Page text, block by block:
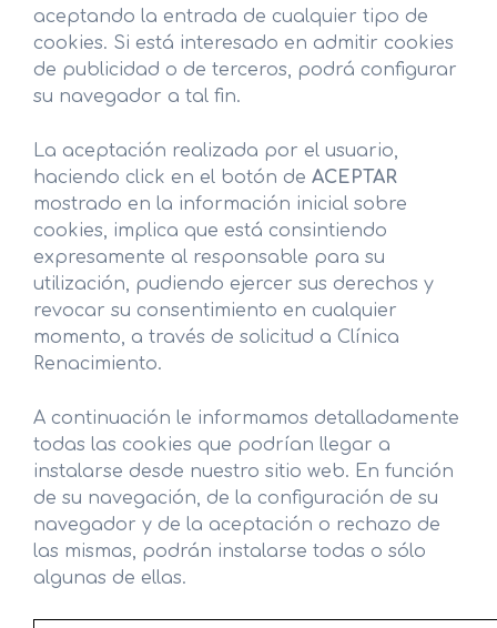
aceptando la entrada de cualquier tipo de
cookies. Si está interesado en admitir cookies
de publicidad o de terceros, podrá configurar
su navegador a tal fin.
La aceptación realizada por el usuario,
haciendo click en el botón de ACEPTAR
mostrado en la información inicial sobre
cookies, implica que está consintiendo
expresamente al responsable para su
utilización, pudiendo ejercer sus derechos y
revocar su consentimiento en cualquier
momento, a través de solicitud a Clínica
Renacimiento.
A continuación le informamos detalladamente
todas las cookies que podrían llegar a
instalarse desde nuestro sitio web. En función
de su navegación, de la configuración de su
navegador y de la aceptación o rechazo de
las mismas, podrán instalarse todas o sólo
algunas de ellas.